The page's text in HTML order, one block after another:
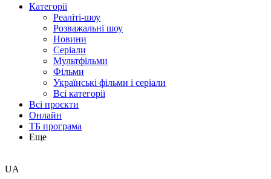
Категорії
Реаліті-шоу
Розважальні шоу
Новини
Серіали
Мультфільми
Фільми
Українські фільми і серіали
Всі категорії
Всі проєкти
Онлайн
ТБ програма
Еще
UA